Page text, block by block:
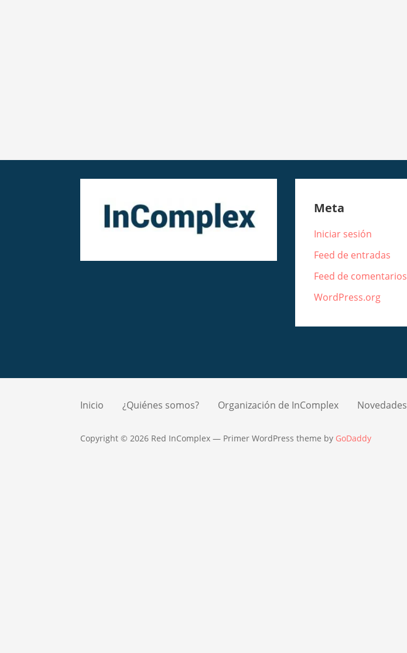
Meta
Iniciar sesión
Feed de entradas
Feed de comentarios
WordPress.org
Inicio ¿Quiénes somos? Organización de InComplex Novedades
Copyright © 2026 Red InComplex — Primer WordPress theme by GoDaddy